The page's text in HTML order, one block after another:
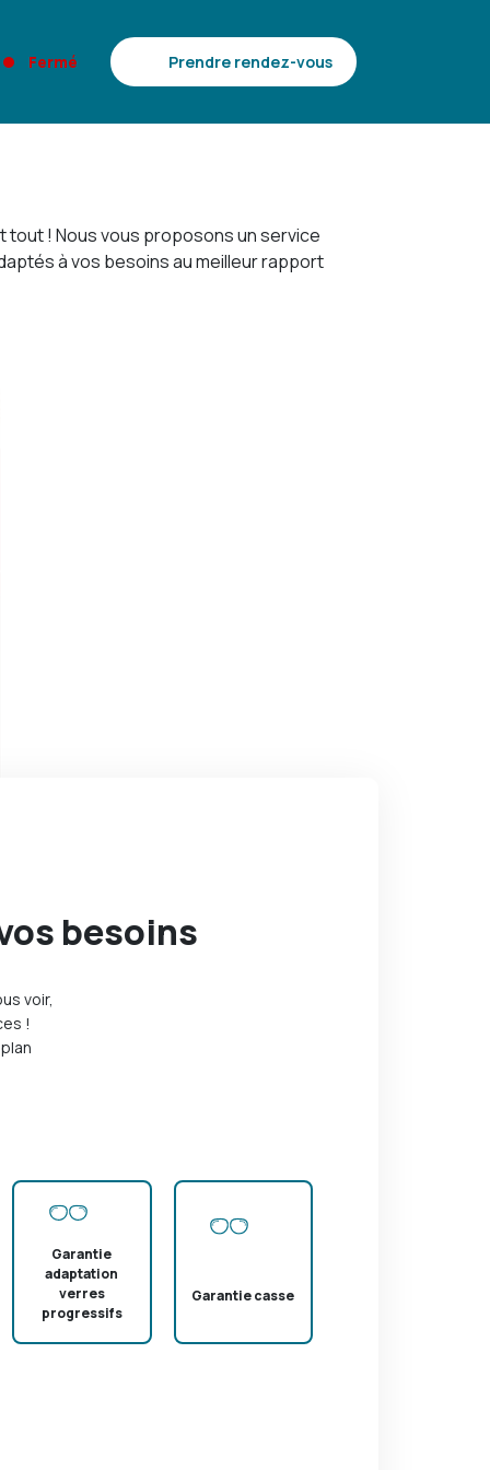
Fermé Prendre rendez-vous
tout ! Nous vous proposons un service
à vos besoins au meilleur rapport
besoins
voir,
!
Garantie
adaptation
verres
progressifs
Garantie casse